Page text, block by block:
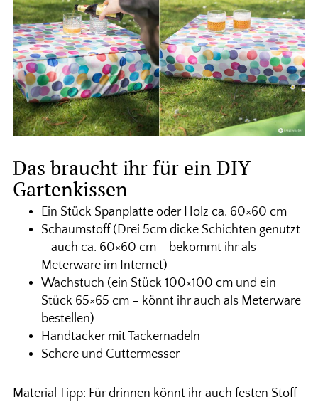
Das braucht ihr für ein DIY
Gartenkissen
Ein Stück Spanplatte oder Holz ca. 60×60 cm
Schaumstoff (Drei 5cm dicke Schichten genutzt
– auch ca. 60×60 cm – bekommt ihr als
Meterware im Internet)
Wachstuch (ein Stück 100×100 cm und ein
Stück 65×65 cm – könnt ihr auch als Meterware
bestellen)
Handtacker mit Tackernadeln
Schere und Cuttermesser
Material Tipp: Für drinnen könnt ihr auch festen Stoff